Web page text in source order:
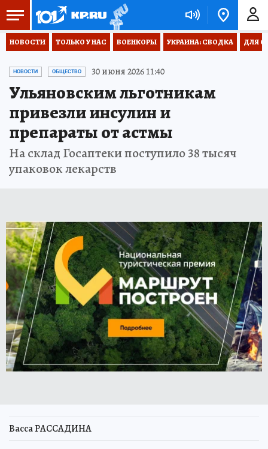
НОВОСТИ ТОЛЬКО У НАС ВОЕНКОРЫ УКРАИНА: СВОДКА ДЛЯ
НОВОСТИ ОБЩЕСТВО 30 июня 2026 11:40
Ульяновским льготникам
привезли инсулин и
препараты от астмы
На склад Госаптеки поступило 38 тысяч
упаковок лекарств
Васса РАССАДИНА